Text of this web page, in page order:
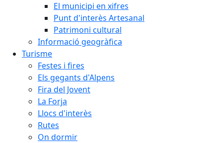
El municipi en xifres
Punt d'interès Artesanal
Patrimoni cultural
Informació geogràfica
Turisme
Festes i fires
Els gegants d'Alpens
Fira del Jovent
La Forja
Llocs d'interès
Rutes
On dormir